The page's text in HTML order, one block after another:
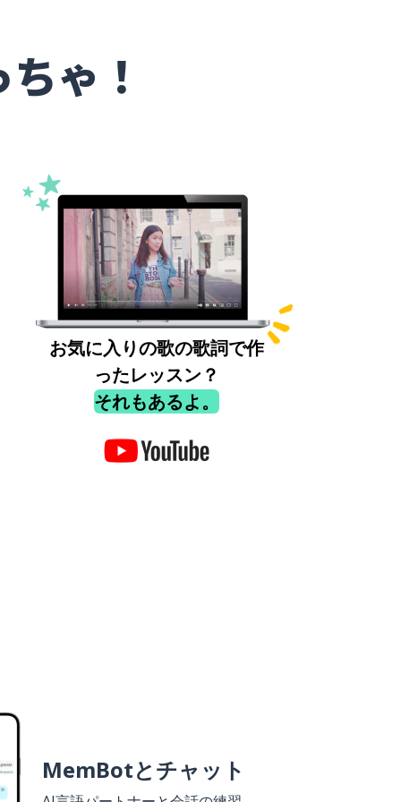
ゃ！
お気に入りの歌の歌詞で作
ったレッスン？
それもあるよ。
MemBotとチャット